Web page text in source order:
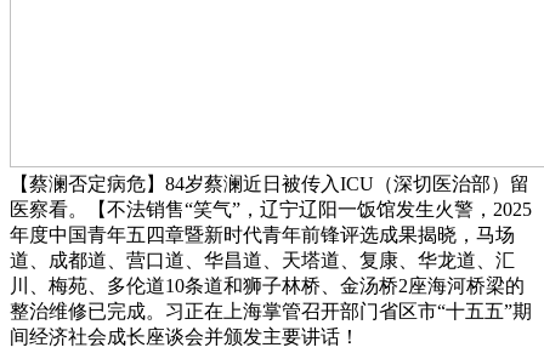
【蔡澜否定病危】84岁蔡澜近日被传入ICU（深切医治部）留
医察看。【不法销售“笑气”，辽宁辽阳一饭馆发生火警，2025
年度中国青年五四章暨新时代青年前锋评选成果揭晓，马场
道、成都道、营口道、华昌道、天塔道、复康、华龙道、汇
川、梅苑、多伦道10条道和狮子林桥、金汤桥2座海河桥梁的
整治维修已完成。习正在上海掌管召开部门省区市“十五五”期
间经济社会成长座谈会并颁发主要讲话！